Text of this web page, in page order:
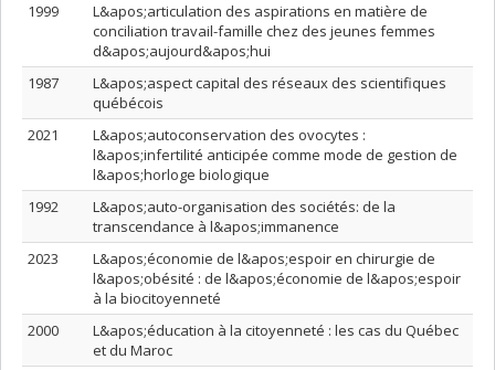
1999
L&apos;articulation des aspirations en matière de
conciliation travail-famille chez des jeunes femmes
d&apos;aujourd&apos;hui
1987
L&apos;aspect capital des réseaux des scientifiques
québécois
2021
L&apos;autoconservation des ovocytes :
l&apos;infertilité anticipée comme mode de gestion de
l&apos;horloge biologique
1992
L&apos;auto-organisation des sociétés: de la
transcendance à l&apos;immanence
2023
L&apos;économie de l&apos;espoir en chirurgie de
l&apos;obésité : de l&apos;économie de l&apos;espoir
à la biocitoyenneté
2000
L&apos;éducation à la citoyenneté : les cas du Québec
et du Maroc